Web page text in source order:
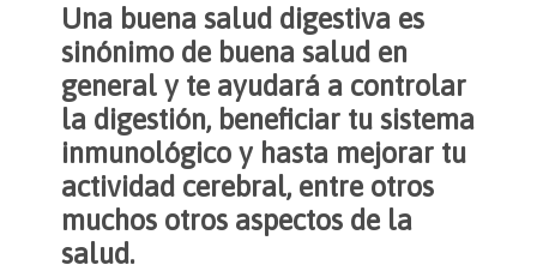
Una buena salud digestiva es
sinónimo de buena salud en
general y te ayudará a controlar
la digestión, beneficiar tu sistema
inmunológico y hasta mejorar tu
actividad cerebral, entre otros
muchos otros aspectos de la
salud.